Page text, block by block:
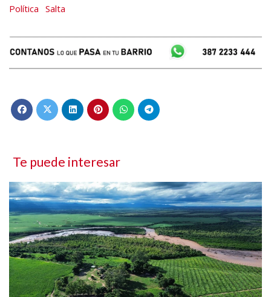
Política Salta
Te puede interesar